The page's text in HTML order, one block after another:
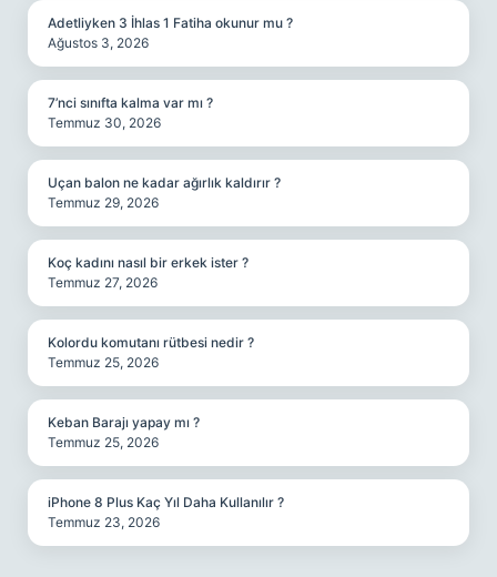
Adetliyken 3 İhlas 1 Fatiha okunur mu ?
Ağustos 3, 2026
7’nci sınıfta kalma var mı ?
Temmuz 30, 2026
Uçan balon ne kadar ağırlık kaldırır ?
Temmuz 29, 2026
Koç kadını nasıl bir erkek ister ?
Temmuz 27, 2026
Kolordu komutanı rütbesi nedir ?
Temmuz 25, 2026
Keban Barajı yapay mı ?
Temmuz 25, 2026
iPhone 8 Plus Kaç Yıl Daha Kullanılır ?
Temmuz 23, 2026